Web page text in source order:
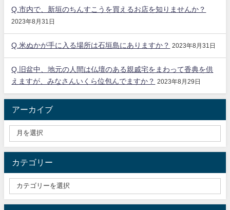
Q.市内で、新垣のちんすこうを買えるお店を知りませんか？
2023年8月31日
Q.米ぬかが手に入る場所は石垣島にありますか？ 2023年8月31日
Q.旧盆中、地元の人間は仏壇のある親戚宅をまわって香典を供
えますが、みなさんいくら位包んでますか？
2023年8月29日
アーカイブ
カテゴリー